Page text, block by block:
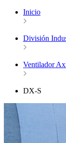
Inicio
División
Ventilador
DX-S